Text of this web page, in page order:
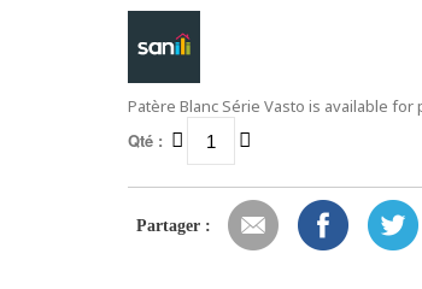
Patère Blanc Série Vasto is available
Qté :
Partager :